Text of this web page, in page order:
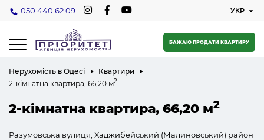
050 440 62 09
БАЖАЮ ПРОДАТИ КВАРТИРУ
Нерухомість в Одесі
Квартири
2-кімнатна квартира, 66,20 м2
2-кімнатна квартира, 66,20 м2
Разумовська вулиця, Хаджибейський (Малиновський) район